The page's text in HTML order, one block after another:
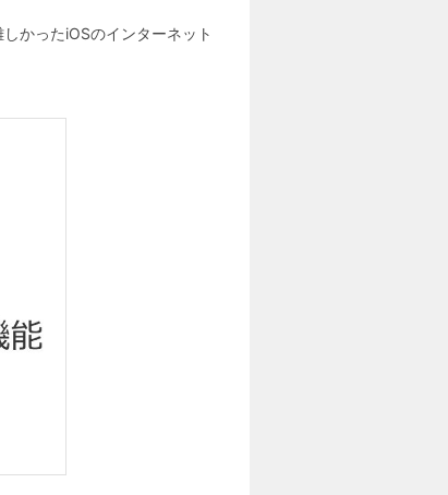
かったiOSのインターネット